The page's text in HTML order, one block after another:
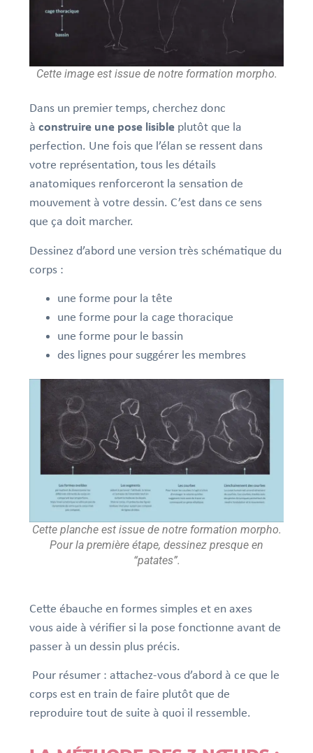
Cette image est issue de notre formation morpho.
Dans un premier temps, cherchez donc
àconstruire une pose lisible plutôt que la
perfection. Une fois que l’élan se ressent dans
votre représentation, tous les détails
anatomiques renforceront la sensation de
mouvement à votre dessin. C’est dans ce sens
que ça doit marcher.
Dessinez d’abord une version très schématique du
corps :
une forme pour la tête
une forme pour la cage thoracique
une forme pour le bassin
des lignes pour suggérer les membres
Cette planche est issue de notre formation morpho.
Pour la première étape, dessinez presque en
“patates”.
Cette ébauche en formes simples et en axes
vous aide à vérifier si la pose fonctionne avant de
passer à un dessin plus précis.
Pour résumer : attachez-vous d’abord à ce que le
corps est en train de faire plutôt que de
reproduire tout de suite à quoi il ressemble.